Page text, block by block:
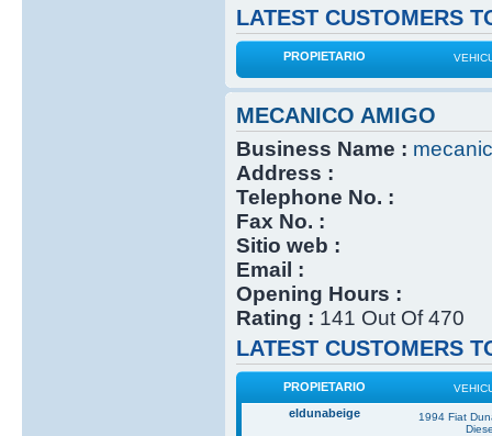
LATEST CUSTOMERS
PROPIETARIO
MECANICO AMIGO
Business Name :
Address :
Telephone No. :
Fax No. :
Sitio web :
Email :
Opening Hours :
Rating : 141 Out Of 470
LATEST CUSTOMERS
PROPIETARIO
eldunabeige
1994 Fiat